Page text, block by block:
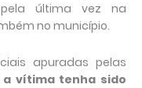
última vez na
no município.
apuradas pelas
vítima tenha sido